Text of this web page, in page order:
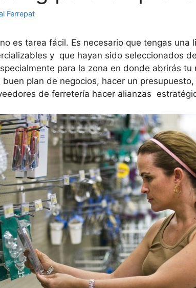
Ferrepat
no es tarea fácil. Es necesario que tengas una
y que hayan sido seleccionados
para la zona en donde abrirás tu
plan de negocios, hacer un
de ferretería hacer alianzas